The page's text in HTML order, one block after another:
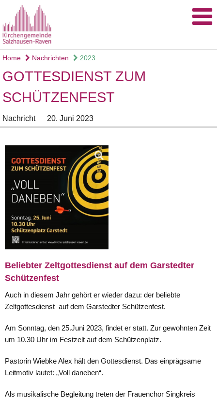
Home Nachrichten 2023
GOTTESDIENST ZUM
SCHÜTZENFEST
Nachricht 20. Juni 2023
Beliebter Zeltgottesdienst auf dem Garstedter
Schützenfest
Auch in diesem Jahr gehört er wieder dazu: der beliebte
Zeltgottesdienst auf dem Garstedter Schützenfest.
Am Sonntag, den 25.Juni 2023, findet er statt. Zur gewohnten Zeit
um 10.30 Uhr im Festzelt auf dem Schützenplatz.
Pastorin Wiebke Alex hält den Gottesdienst. Das einprägsame
Leitmotiv lautet: „Voll daneben“.
Als musikalische Begleitung treten der Frauenchor Singkreis